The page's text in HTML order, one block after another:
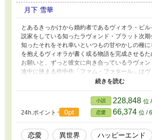
月下 雪華
とあるきっかけから婚約者であるヴィオラ・ビ
説家をしている知ったラヴォンド・ブラット次
知ったそれをそれ幸いといつもの甘やかしの種
を抱えるヴィオラが書く或る物語を完成させる
お願いと、ずっと彼女に向き合っているラヴォン
途中に挟まる作中作「ファム・ファタール」は
が執筆している作品です。 婚約者を甘やかした
味な公爵令息×自分に自信が無い作家令嬢
24h.ポイント 0pt
小説 228,848 位
恋愛 66,374 位 /
恋愛 異世界 ハッピーエンド